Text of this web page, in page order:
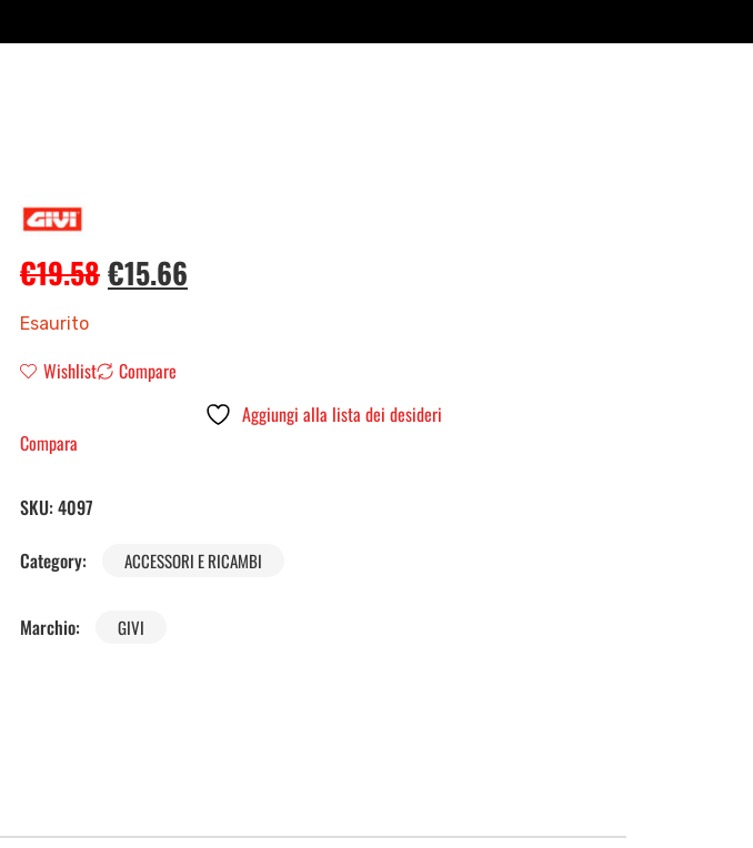
€19.58€15.66
Esaurito
Wishlist
Compare
Aggiungi alla lista dei desideri
Compara
SKU: 4097
Category:
ACCESSORI E RICAMBI
Marchio: GIVI